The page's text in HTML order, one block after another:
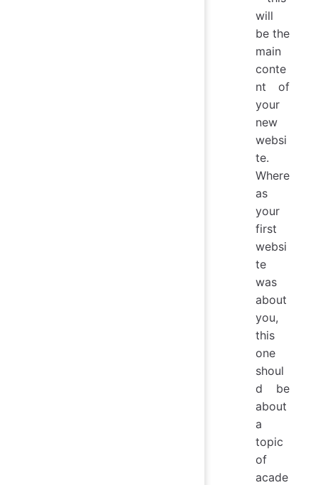
will
be the
main
conte
nt of
your
new
websi
te.
Where
as
your
first
websi
te
was
about
you,
this
one
shoul
d be
about
a
topic
of
acade